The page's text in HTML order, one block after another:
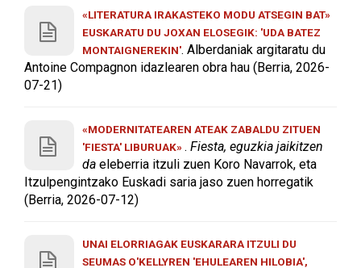
«LITERATURA IRAKASTEKO MODU ATSEGIN BAT»
EUSKARATU DU JOXAN ELOSEGIK: 'UDA BATEZ
MONTAIGNEREKIN'. Alberdaniak argitaratu du
Antoine Compagnon idazlearen obra hau (Berria, 2026-
07-21)
«MODERNITATEAREN ATEAK ZABALDU ZITUEN
'FIESTA' LIBURUAK» . Fiesta, eguzkia jaikitzen
da eleberria itzuli zuen Koro Navarrok, eta
Itzulpengintzako Euskadi saria jaso zuen horregatik
(Berria, 2026-07-12)
UNAI ELORRIAGAK EUSKARARA ITZULI DU
SEUMAS O'KELLYREN 'EHULEAREN HILOBIA',